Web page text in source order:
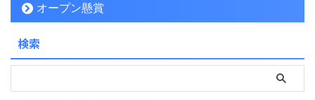
オープン懸賞
検索